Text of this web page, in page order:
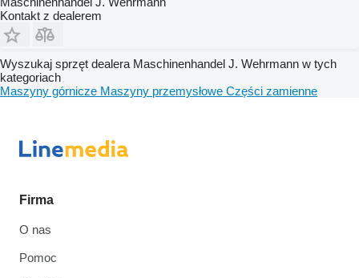
Kontakt z dealerem
Wyszukaj sprzęt dealera Maschinenhandel J. Wehrmann w tych
kategoriach
Maszyny górnicze Maszyny przemysłowe Części zamienne
Firma
O nas
Pomoc